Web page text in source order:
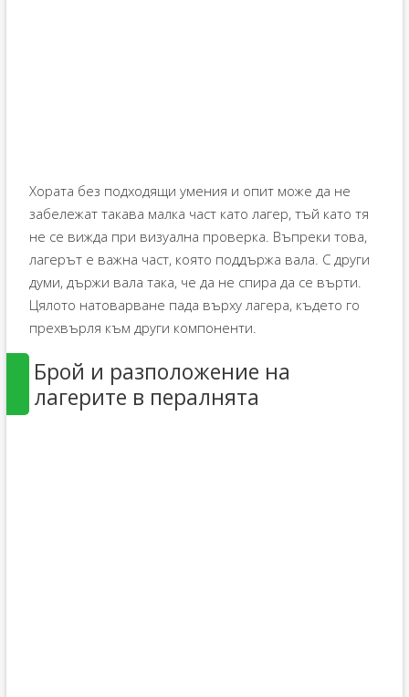
Хората без подходящи умения и опит може да не
забележат такава малка част като лагер, тъй като тя
не се вижда при визуална проверка. Въпреки това,
лагерът е важна част, която поддържа вала. С други
думи, държи вала така, че да не спира да се върти.
Цялото натоварване пада върху лагера, където го
прехвърля към други компоненти.
Брой и разположение на
лагерите в пералнята